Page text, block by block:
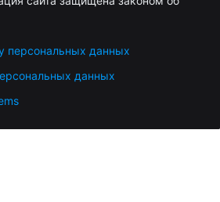
персональных данных
данных